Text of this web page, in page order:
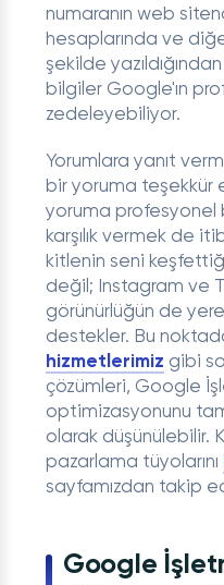
numaranın web
hesaplarında ve
şekilde
bilgiler Google'ın
zedeleyebiliyor.
Yorumlara yanıt
bir yoruma teşekkür
yoruma profesyonel
karşılık vermek de
kitlenin seni
değil; Instagram ve
görünürlüğün de
destekler. Bu
hizmetlerimiz gibi
çözümleri, Google
optimizasyonunu
olarak düşünülebilir.
pazarlama tüyolarını
sayfamızdan takip
Google